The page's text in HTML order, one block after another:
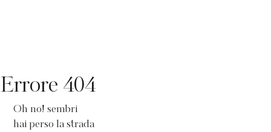
Oh no! sembri
hai perso la strada
Errore 404